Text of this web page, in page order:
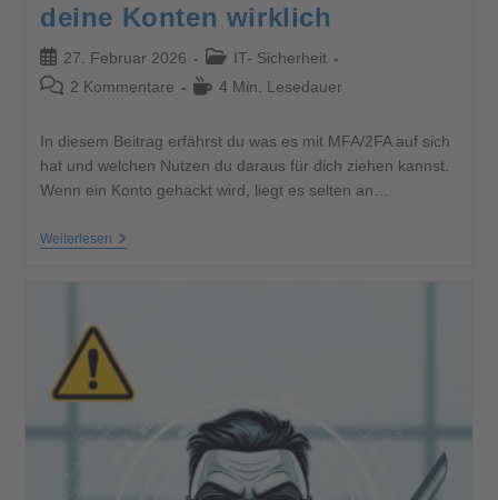
deine Konten wirklich
27. Februar 2026
IT- Sicherheit
2 Kommentare
4 Min. Lesedauer
In diesem Beitrag erfährst du was es mit MFA/2FA auf sich
hat und welchen Nutzen du daraus für dich ziehen kannst.
Wenn ein Konto gehackt wird, liegt es selten an…
Weiterlesen